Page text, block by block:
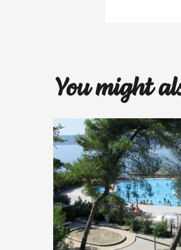
lalala
You might